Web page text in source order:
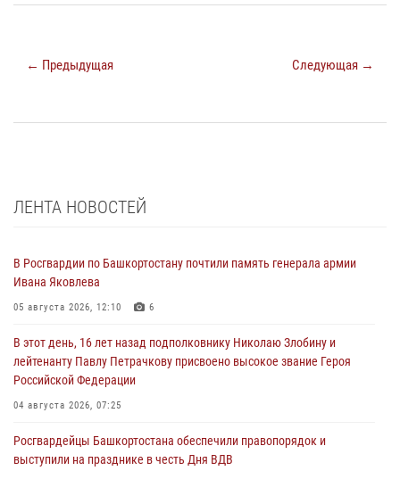
← Предыдущая Следующая →
ЛЕНТА НОВОСТЕЙ
В Росгвардии по Башкортостану почтили память генерала армии
Ивана Яковлева
05 августа 2026, 12:10 6
В этот день, 16 лет назад подполковнику Николаю Злобину и
лейтенанту Павлу Петрачкову присвоено высокое звание Героя
Российской Федерации
04 августа 2026, 07:25
Росгвардейцы Башкортостана обеспечили правопорядок и
выступили на празднике в честь Дня ВДВ